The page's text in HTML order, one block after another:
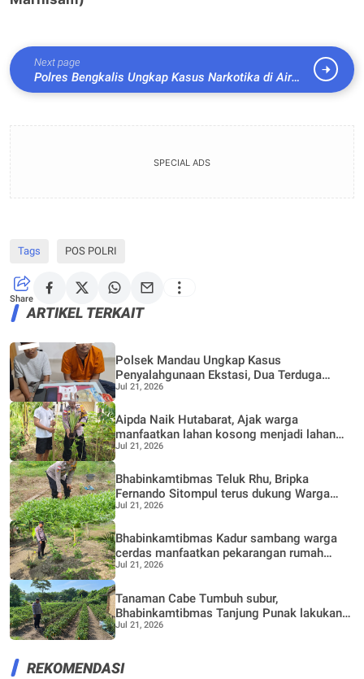
Next page
Polres Bengkalis Ungkap Kasus Narkotika di Air
Putih, Empat Orang Diamankan
SPECIAL ADS
Tags POS POLRI
Share
ARTIKEL TERKAIT
Polsek Mandau Ungkap Kasus
Penyalahgunaan Ekstasi, Dua Terduga
Diamankan Dukung Program P4GN
Jul 21, 2026
Aipda Naik Hutabarat, Ajak warga
manfaatkan lahan kosong menjadi lahan
Produktif, Perkebunan Nenas
Jul 21, 2026
Bhabinkamtibmas Teluk Rhu, Bripka
Fernando Sitompul terus dukung Warga
dalam pemanfaatan pekarangan Rumah
Jul 21, 2026
Bhabinkamtibmas Kadur sambang warga
cerdas manfaatkan pekarangan rumah
untuk di buat lokasi pertanian bergizi
Jul 21, 2026
Tanaman Cabe Tumbuh subur,
Bhabinkamtibmas Tanjung Punak lakukan
perawatan bersama Petani
Jul 21, 2026
REKOMENDASI